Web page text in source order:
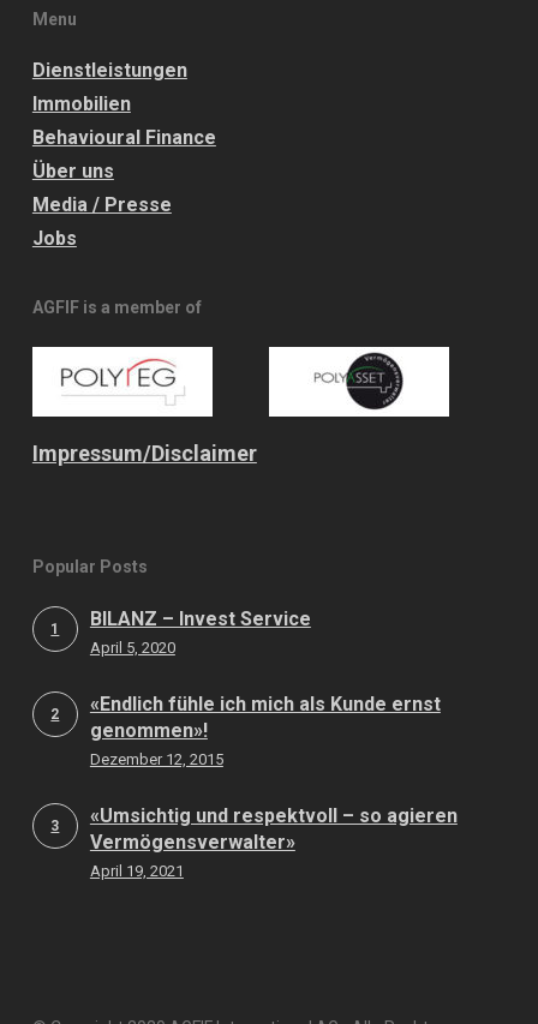
Menu
Dienstleistungen
Immobilien
Behavioural Finance
Über uns
Media / Presse
Jobs
AGFIF is a member of
Impressum/Disclaimer
Popular Posts
1 BILANZ – Invest Service
April 5, 2020
2
«Endlich fühle ich mich als Kunde ernst
genommen»!
Dezember 12, 2015
3
«Umsichtig und respektvoll – so agieren
Vermögensverwalter»
April 19, 2021